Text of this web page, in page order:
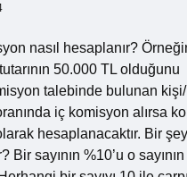
nasıl hesaplanır?
50.000 TL olduğunu
talebinde bulunan
iç komisyon alırsa
hesaplanacaktır. Bir
Bir sayının %10’u o sayının